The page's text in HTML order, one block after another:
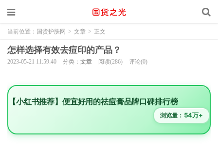
当前位置： 国货护肤网 > 文章 > 正文
怎样选择有效去痘印的产品？
2023-05-21 11:59:40 分类： 文章 阅读(286) 评论(0)
【小红书推荐】便宜好用的祛痘膏品牌口碑排行榜
浏览量： 54万+